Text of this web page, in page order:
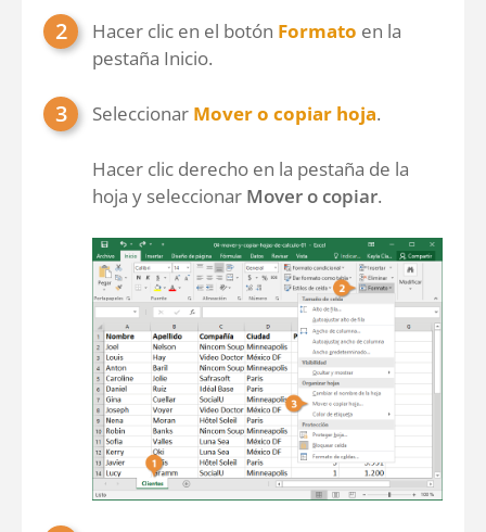
Hacer clic en el botón Formato en la
pestaña Inicio.
Seleccionar Mover o copiar hoja.
Hacer clic derecho en la pestaña de la
hoja y seleccionar Mover o copiar.